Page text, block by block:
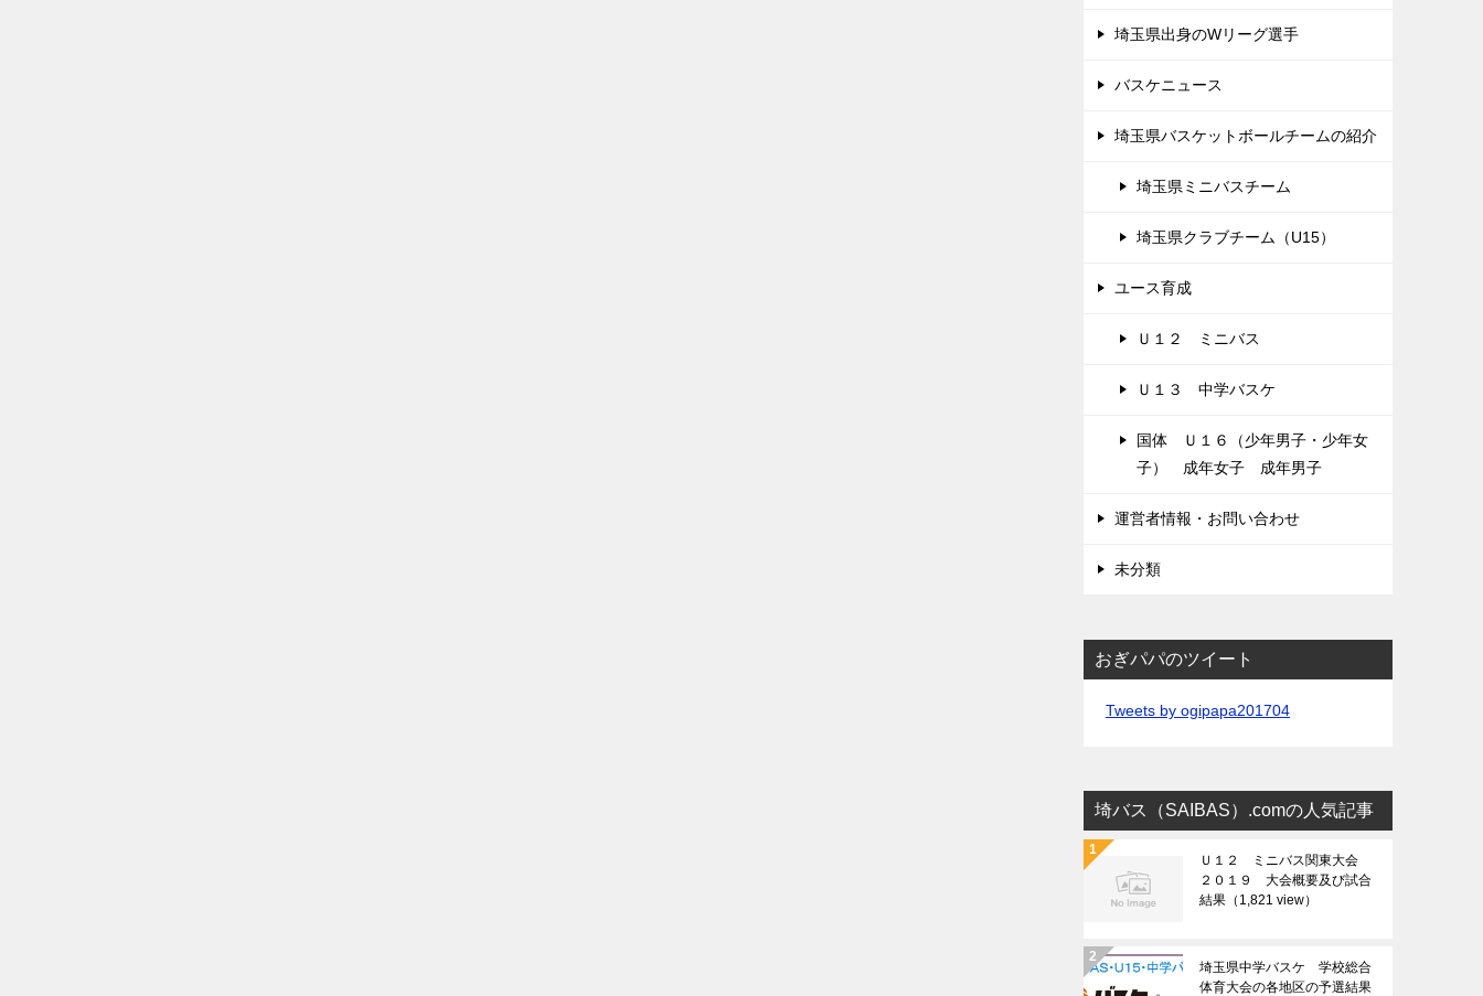
埼玉県出身のWリーグ選手
バスケニュース
埼玉県バスケットボールチームの紹介
埼玉県ミニバスチーム
埼玉県クラブチーム（U15）
ユース育成
Ｕ１２ ミニバス
Ｕ１３ 中学バスケ
国体 Ｕ１６（少年男子・少年女
子） 成年女子 成年男子
運営者情報・お問い合わせ
未分類
おぎパパのツイート
Tweets by ogipapa201704
埼バス（SAIBAS）.comの人気記事
Ｕ１２ ミニバス関東大会
２０１９ 大会概要及び試合
結果 （1,821 view）
埼玉県中学バスケ 学校総合
体育大会の各地区の予選結果